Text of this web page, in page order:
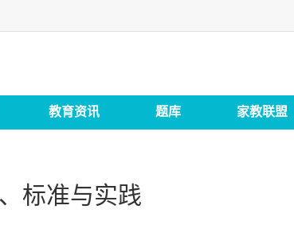
教育资讯 题库 家教联盟
标准与实践